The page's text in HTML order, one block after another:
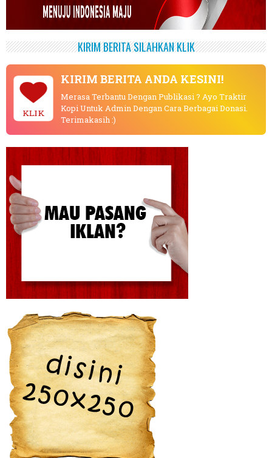
KIRIM BERITA SILAHKAN KLIK
KLIK
KIRIM BERITA ANDA KESINI!
Merasa Terbantu Dengan Publikasi ? Ayo Traktir
Kopi Untuk Admin Dengan Cara Berbagai Donasi.
Terimakasih :)